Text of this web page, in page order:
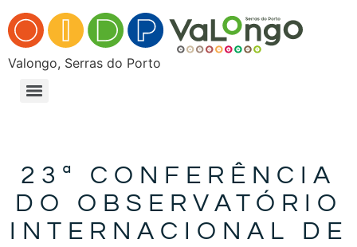
Valongo, Serras do Porto
23ª CONFERÊNCIA
DO OBSERVATÓRIO
INTERNACIONAL DE